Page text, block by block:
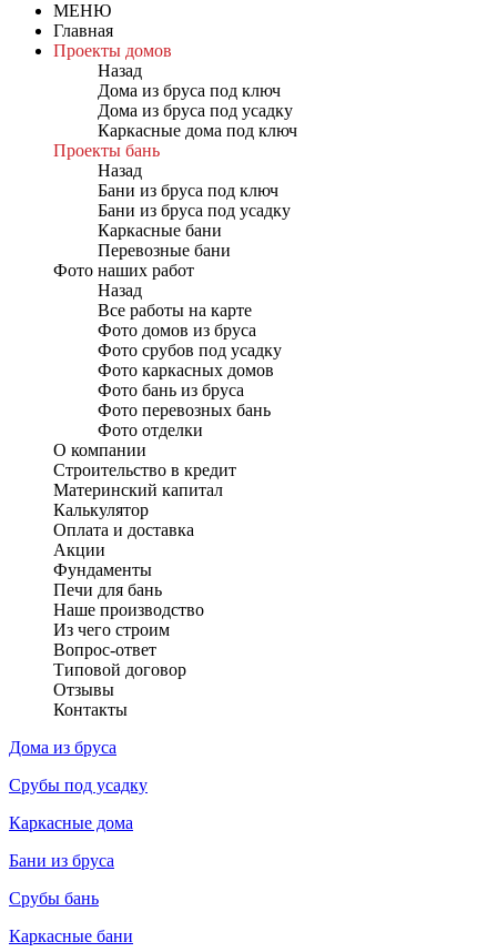
МЕНЮ
Главная
Проекты домов
Назад
Дома из бруса под ключ
Дома из бруса под усадку
Каркасные дома под ключ
Проекты бань
Назад
Бани из бруса под ключ
Бани из бруса под усадку
Каркасные бани
Перевозные бани
Фото наших работ
Назад
Все работы на карте
Фото домов из бруса
Фото срубов под усадку
Фото каркасных домов
Фото бань из бруса
Фото перевозных бань
Фото отделки
О компании
Строительство в кредит
Материнский капитал
Калькулятор
Оплата и доставка
Акции
Фундаменты
Печи для бань
Наше производство
Из чего строим
Вопрос-ответ
Типовой договор
Отзывы
Контакты
Дома из бруса
Срубы под усадку
Каркасные дома
Бани из бруса
Срубы бань
Каркасные бани